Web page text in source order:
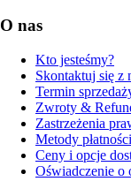
O nas
Kto jesteśmy?
Skontaktuj się z
Termin
Zwroty &
Zastrzeżenia
Metody płatności
Ceny i opcje
Oświadczenie o